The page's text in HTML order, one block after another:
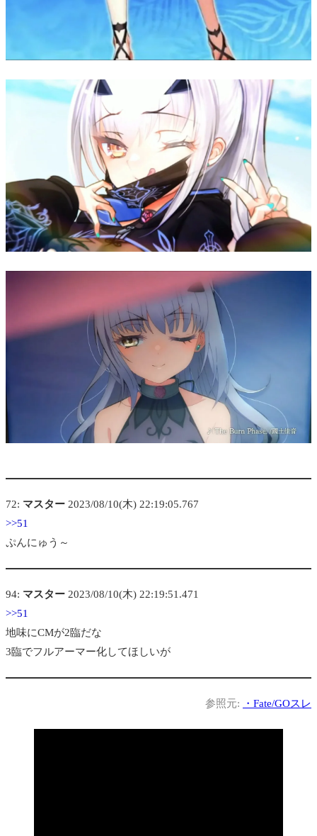
72: マスター 2023/08/10(木) 22:19:05.767
>>51
ぷんにゅう～
94: マスター 2023/08/10(木) 22:19:51.471
>>51
地味にCMが2臨だな
3臨でフルアーマー化してほしいが
参照元: ・ Fate/GOスレ